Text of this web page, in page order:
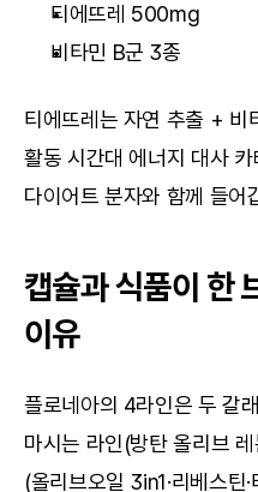
티에뜨레 500mg
비타민 B군 3종
티에뜨레는 자연 추출 + 비
활동 시간대 에너지 대사 카
다이어트 분자와 함께 들어
캡슐과 식품이 한
이유
플로네아의 4라인은 두 갈
마시는 라인(방탄 올리브
(올리브오일 3in1·리베스틴